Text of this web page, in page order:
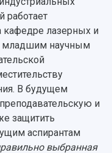
работает
кафедре лазерных и
младшим научным
В будущем
и
защитить
аспирантам
выбранная